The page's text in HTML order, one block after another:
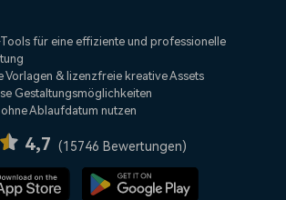
Meisterkurs
Beherrschen Sie
für eine effiziente und professionelle
Vorlagen & lizenzfreie kreative Assets
Gestaltungsmöglichkeiten
Ablaufdatum nutzen
4,7 (15746 Bewertungen)